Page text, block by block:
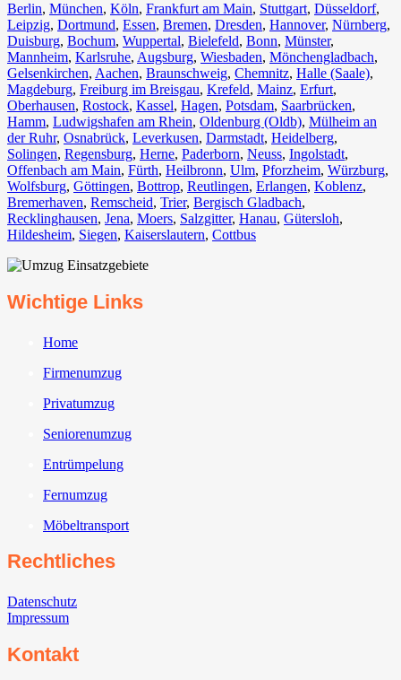
Berlin⁠, München, Köln⁠, Frankfurt am Main, Stuttgart, Düsseldorf,
Leipzig, Dortmund, Essen, Bremen, Dresden, Hannover, Nürnberg,
Duisburg⁠, Bochum, Wuppertal⁠, Bielefeld⁠, Bonn⁠, Münster⁠,
Mannheim, Karlsruhe, Augsburg, Wiesbaden⁠, Mönchengladbach⁠,
Gelsenkirchen⁠, Aachen⁠, Braunschweig, Chemnitz⁠, Halle (Saale)⁠,
Magdeburg, Freiburg im Breisgau⁠, Krefeld⁠, Mainz⁠, Erfurt,
Oberhausen⁠, Rostock⁠, Kassel⁠, Hagen, Potsdam, Saarbrücken⁠,
Hamm, Ludwigshafen am Rhein⁠, Oldenburg (Oldb), Mülheim an
der Ruhr, Osnabrück⁠, Leverkusen, Darmstadt⁠, Heidelberg,
Solingen, Regensburg, Herne⁠, Paderborn, Neuss, Ingolstadt,
Offenbach am Main, Fürth⁠, Heilbronn, Ulm⁠, Pforzheim, Würzburg,
Wolfsburg⁠, Göttingen, Bottrop, Reutlingen, Erlangen⁠, Koblenz,
Bremerhaven⁠, Remscheid, Trier⁠, Bergisch Gladbach,
Recklinghausen, Jena⁠, Moers⁠, Salzgitter⁠, Hanau, Gütersloh,
Hildesheim⁠, Siegen⁠, Kaiserslautern⁠, Cottbus⁠
Wichtige Links
Home
Firmenumzug
Privatumzug
Seniorenumzug
Entrümpelung
Fernumzug
Möbeltransport
Rechtliches
Datenschutz
Impressum
Kontakt